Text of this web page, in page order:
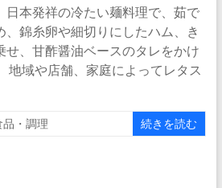
日本発祥の冷たい麺料理で、茹で
、錦糸卵や細切りにしたハム、き
せ、甘酢醤油ベースのタレをかけ
地域や店舗、家庭によってレタス
品・調理 続きを読む